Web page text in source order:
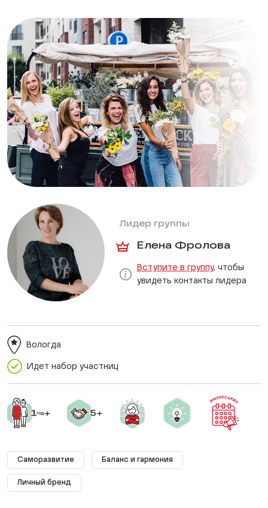
Лидер группы
Елена Фролова
Вступите в группу, чтобы
увидеть контакты лидера
Идет набор участниц
Вологда
Саморазвитие Баланс и гармония
Личный бренд